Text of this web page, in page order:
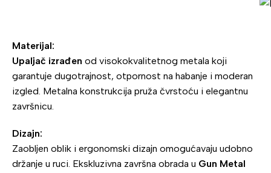
Materijal:
Upaljač izrađen od visokokvalitetnog metala koji
garantuje dugotrajnost, otpornost na habanje i moderan
izgled. Metalna konstrukcija pruža čvrstoću i elegantnu
završnicu.
Dizajn:
Zaobljen oblik i ergonomski dizajn omogućavaju udobno
držanje u ruci. Ekskluzivna završna obrada u Gun Metal